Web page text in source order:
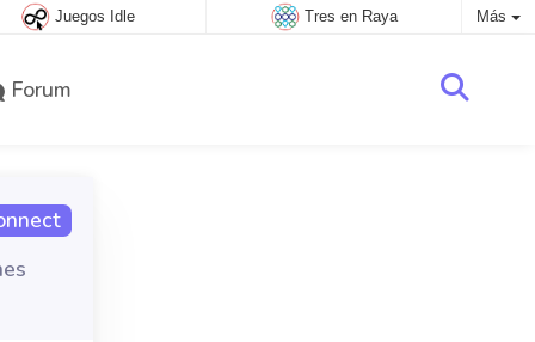
Juegos Idle Tres en Raya Más
Forum